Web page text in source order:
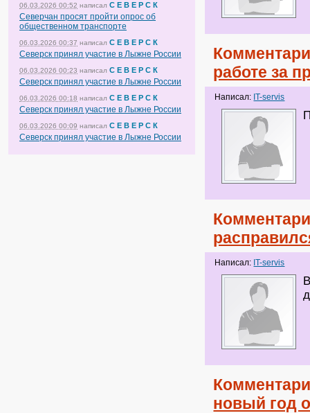
06.03.2026 00:52 написал С Е В Е Р С К
Северчан просят пройти опрос об
общественном транспорте
06.03.2026 00:37 написал С Е В Е Р С К
Северск принял участие в Лыжне России
06.03.2026 00:23 написал С Е В Е Р С К
Северск принял участие в Лыжне России
06.03.2026 00:18 написал С Е В Е Р С К
Северск принял участие в Лыжне России
06.03.2026 00:09 написал С Е В Е Р С К
Северск принял участие в Лыжне России
работе за
Написал: IT-servis
Написал: IT-servis
новый год